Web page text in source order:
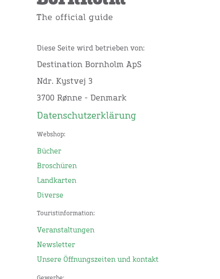
Diese Seite wird betrieben von:
Destination Bornholm ApS
Ndr. Kystvej 3
3700 Rønne - Denmark
Datenschutzerklärung
Webshop:
Bücher
Broschüren
Landkarten
Diverse
Touristinformation:
Veranstaltungen
Newsletter
Unsere Öffnungszeiten und kontakt